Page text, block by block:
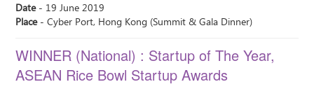
Date- 19 June 2019
Place- Cyber Port, Hong Kong (Summit & Gala Dinner)
WINNER (National) : Startup of The Year,
ASEAN Rice Bowl Startup Awards